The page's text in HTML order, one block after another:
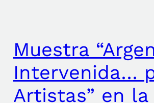
Muestra
Intervenida…
Artistas” en la